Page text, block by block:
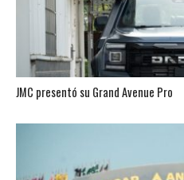
JMC presentó su Grand Avenue Pro